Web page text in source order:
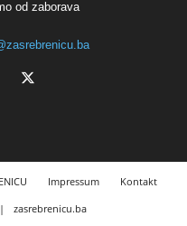
od zaborava
Impressum
Kontakt
zasrebrenicu.ba